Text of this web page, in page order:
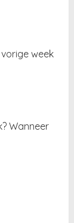
week
Wanneer